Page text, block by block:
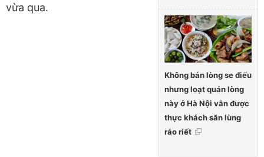
Không bán lòng se điếu
nhưng loạt quán lòng
này ở Hà Nội vẫn được
thực khách săn lùng
ráo riết
vừa qua.